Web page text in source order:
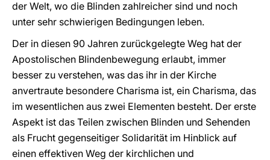
der Welt, wo die Blinden zahlreicher sind und noch
unter sehr schwierigen Bedingungen leben.
Der in diesen 90 Jahren zurückgelegte Weg hat der
Apostolischen Blindenbewegung erlaubt, immer
besser zu verstehen, was das ihr in der Kirche
anvertraute besondere Charisma ist, ein Charisma, das
im wesentlichen aus zwei Elementen besteht. Der erste
Aspekt ist das Teilen zwischen Blinden und Sehenden
als Frucht gegenseitiger Solidarität im Hinblick auf
einen effektiven Weg der kirchlichen und